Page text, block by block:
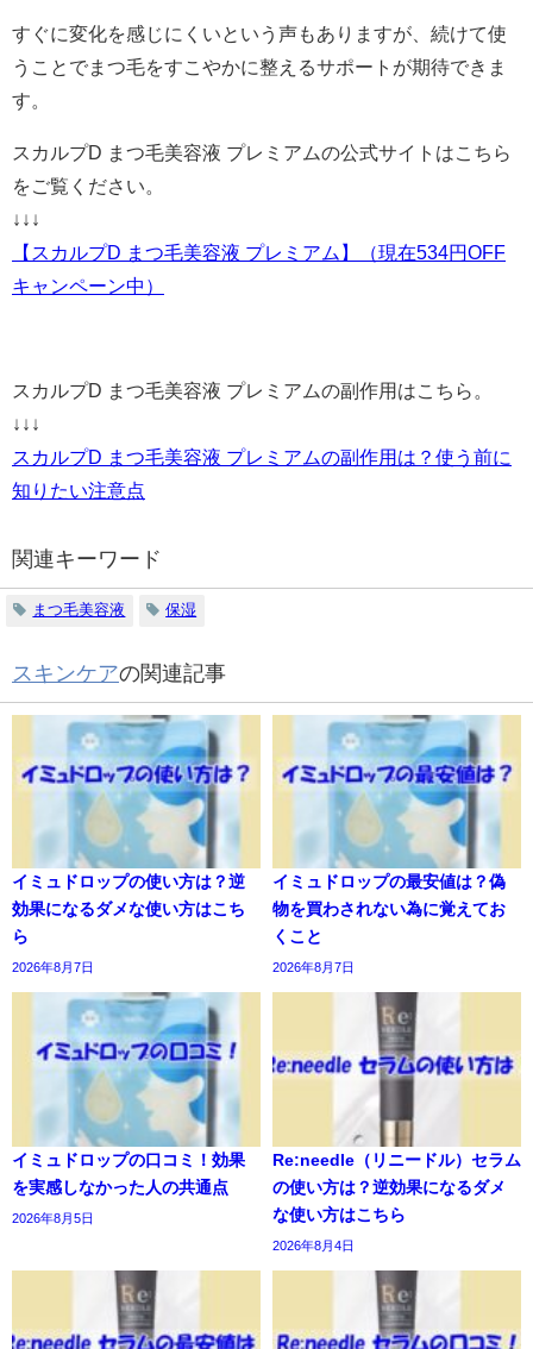
すぐに変化を感じにくいという声もありますが、続けて使
うことでまつ毛をすこやかに整えるサポートが期待できま
す。
スカルプD まつ毛美容液 プレミアムの公式サイトはこちら
をご覧ください。
↓↓↓
【スカルプD まつ毛美容液 プレミアム】（現在534円OFF
キャンペーン中）
スカルプD まつ毛美容液 プレミアムの副作用はこちら。
↓↓↓
スカルプD まつ毛美容液 プレミアムの副作用は？使う前に
知りたい注意点
関連キーワード
まつ毛美容液 保湿
スキンケアの関連記事
イミュドロップの使い方は？逆
効果になるダメな使い方はこち
ら
2026年8月7日
イミュドロップの最安値は？偽
物を買わされない為に覚えてお
くこと
2026年8月7日
イミュドロップの口コミ！効果
を実感しなかった人の共通点
2026年8月5日
Re:needle（リニードル）セラム
の使い方は？逆効果になるダメ
な使い方はこちら
2026年8月4日